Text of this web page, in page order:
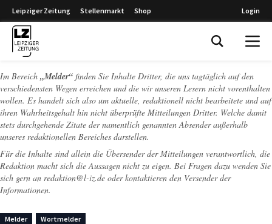
Leipziger Zeitung Stellenmarkt Shop Login
Im Bereich „Melder“ finden Sie Inhalte Dritter, die uns tagtäglich auf den
verschiedensten Wegen erreichen und die wir unseren Lesern nicht vorenthalten
wollen. Es handelt sich also um aktuelle, redaktionell nicht bearbeitete und auf
ihren Wahrheitsgehalt hin nicht überprüfte Mitteilungen Dritter. Welche damit
stets durchgehende Zitate der namentlich genannten Absender außerhalb
unseres redaktionellen Bereiches darstellen.
Für die Inhalte sind allein die Übersender der Mitteilungen verantwortlich, die
Redaktion macht sich die Aussagen nicht zu eigen. Bei Fragen dazu wenden Sie
sich gern an redaktion@l-iz.de oder kontaktieren den Versender der
Informationen.
Melder Wortmelder